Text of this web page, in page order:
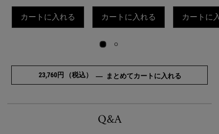
カートに入れる キールズ ハーバル トナー CL アルコー
カートに入れる キールズ DS ク
カートに
23,760円 （税込） ― まとめてカートに入れる
Q&A